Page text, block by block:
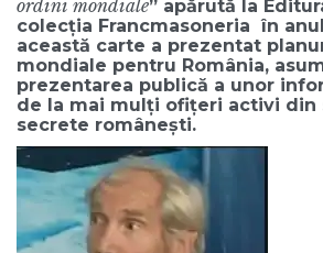
ordini mondiale” apărută la
colecția Francmasoneria în
această carte a prezentat
mondiale pentru România,
prezentarea publică a unor
de la mai mulți ofițeri activi din
secrete românești.